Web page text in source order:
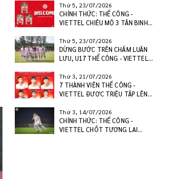
V.LEAGUE
Thứ 5, 23/07/2026
CHÍNH THỨC: THỂ CÔNG -
VIETTEL CHIÊU MỘ 3 TÂN BINH
PHÁ MÙA GIẢI 2026/27
Thứ 5, 23/07/2026
DỪNG BƯỚC TRÊN CHẤM LUÂN
LƯU, U17 THỂ CÔNG - VIETTEL
U17 VĐQG 2026
Thứ 3, 21/07/2026
7 THÀNH VIÊN THỂ CÔNG -
VIETTEL ĐƯỢC TRIỆU TẬP LÊN
MẶT Ở U20 VIỆT NAM
Thứ 3, 14/07/2026
CHÍNH THỨC: THỂ CÔNG -
VIETTEL CHỐT TƯƠNG LAI